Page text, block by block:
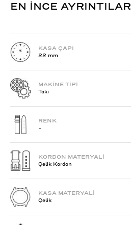
EN İNCE AYRINTILAR
KASA ÇAPI
22 mm
MAKİNE TİPİ
Takı
RENK
-
KORDON MATERYALİ
Çelik Kordon
KASA MATERYALİ
Çelik